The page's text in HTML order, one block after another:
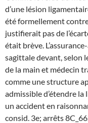
d’une lésion
été formellement
justifierait pas de
était brève.
sagittale devant, selon
de la main et médecin
comme une structure
admissible d’étendre
un accident en
consid. 3e; arrêts